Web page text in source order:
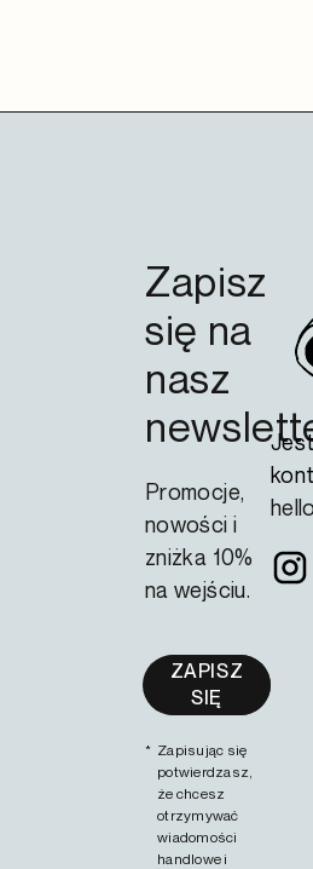
Zapisz
się na
nasz
Promocje,
nowości i
zniżka 10%
na wejściu.
* Zapisując się
potwierdzasz,
że chcesz
otrzymywać
wiadomości
handlowe i